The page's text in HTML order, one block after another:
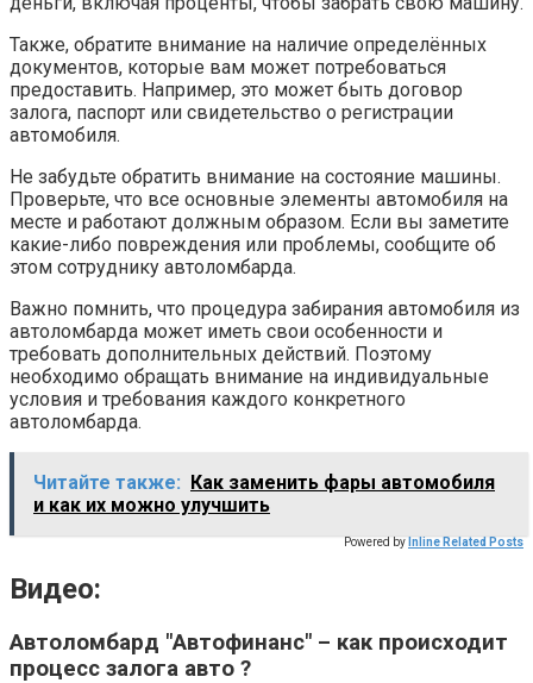
Также, обратите внимание на наличие определённых
документов, которые вам может потребоваться
предоставить. Например, это может быть договор
залога, паспорт или свидетельство о регистрации
автомобиля.
Не забудьте обратить внимание на состояние машины.
Проверьте, что все основные элементы автомобиля на
месте и работают должным образом. Если вы заметите
какие-либо повреждения или проблемы, сообщите об
этом сотруднику автоломбарда.
Важно помнить, что процедура забирания автомобиля из
автоломбарда может иметь свои особенности и
требовать дополнительных действий. Поэтому
необходимо обращать внимание на индивидуальные
условия и требования каждого конкретного
автоломбарда.
Читайте также: Как заменить фары автомобиля
и как их можно улучшить
Powered by Inline Related Posts
Видео:
Автоломбард "Автофинанс" – как происходит
процесс залога авто ?